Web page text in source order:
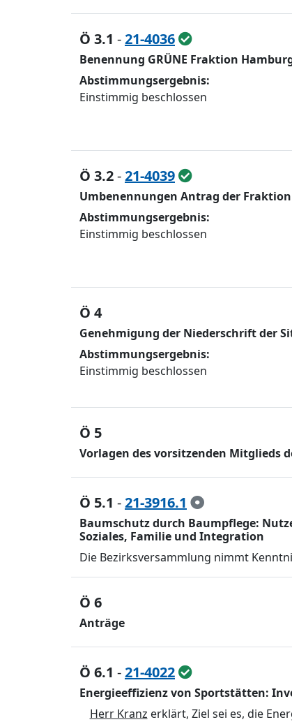
Ö 3.1 -21-4036
Benennung GRÜNE Fraktion
Abstimmungsergebnis:
Einstimmig beschlossen
Ö 3.2-21-4039
Umbenennungen Antrag der Fraktion
Abstimmungsergebnis:
Einstimmig beschlossen
Ö 4
Genehmigung der Niederschrift der
Abstimmungsergebnis:
Einstimmig beschlossen
Ö 5
Vorlagen des vorsitzenden Mitglieds
Ö 5.1 -21-3916.1
Baumschutz durch Baumpflege:
Soziales, Familie und Integration
Die Bezirksversammlung nimmt
Ö 6
Anträge
Ö 6.1 -21-4022
Energieeffizienz von Sportstätten:
Herr Kranz erklärt, Ziel sei es, die